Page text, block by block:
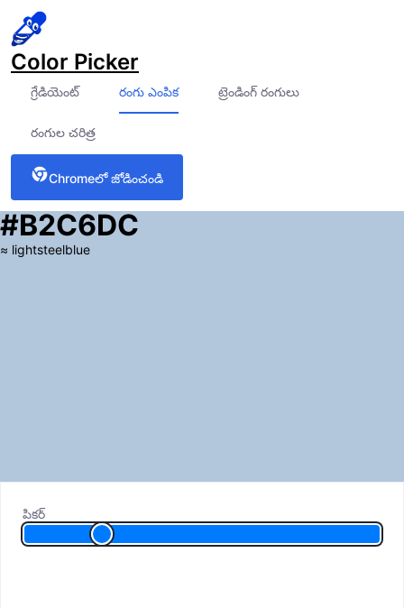
Color Picker
గ్రేడియెంట్ రంగు ఎంపిక ట్రెండింగ్ రంగులు
రంగుల చరిత్ర
Chrome‌లో జోడించండి
#B2C6DC
≈ lightsteelblue
పికర్